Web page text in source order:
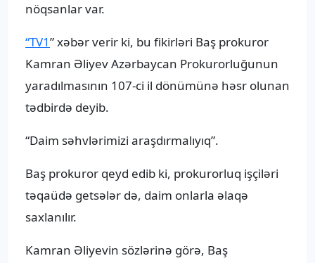
nöqsanlar var.
“TV1” xəbər verir ki, bu fikirləri Baş prokuror
Kamran Əliyev Azərbaycan Prokurorluğunun
yaradılmasının 107-ci il dönümünə həsr olunan
tədbirdə deyib.
“Daim səhvlərimizi araşdırmalıyıq”.
Baş prokuror qeyd edib ki, prokurorluq işçiləri
təqaüdə getsələr də, daim onlarla əlaqə
saxlanılır.
Kamran Əliyevin sözlərinə görə, Baş